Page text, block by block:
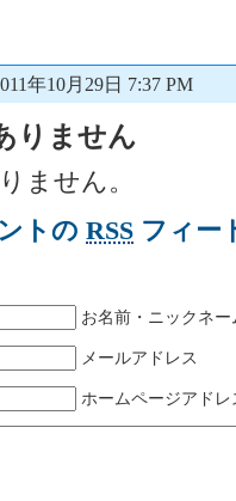
年10月29日 7:37 PM
りません
ません。
トの RSS フィー
お名前・ニックネー
メールアドレス
ホームページアドレ